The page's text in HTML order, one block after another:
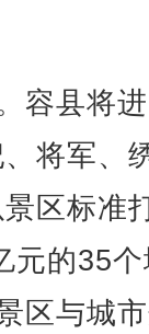
县将
将军、
区标准
元的35
区与城